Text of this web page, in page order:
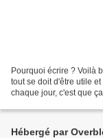
Pourquoi écrire ? Voilà
tout se doit d'être utile
chaque jour, c'est que
Hébergé par